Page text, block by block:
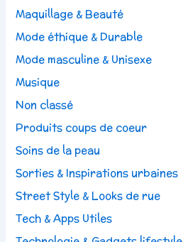
Maquillage & Beauté
Mode éthique & Durable
Mode masculine & Unisexe
Musique
Non classé
Produits coups de coeur
Soins de la peau
Sorties & Inspirations urbaines
Street Style & Looks de rue
Tech & Apps Utiles